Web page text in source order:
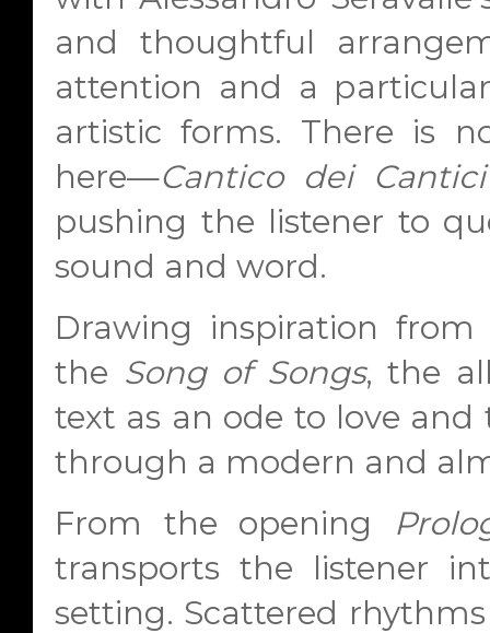
and thoughtful
attention and a
artistic forms. There is
here—Cantico dei Cantici
pushing the listener to
sound and word.
Drawing inspiration from
the Song of Songs, the
text as an ode to love
through a modern and
From the opening
transports the listener
setting. Scattered